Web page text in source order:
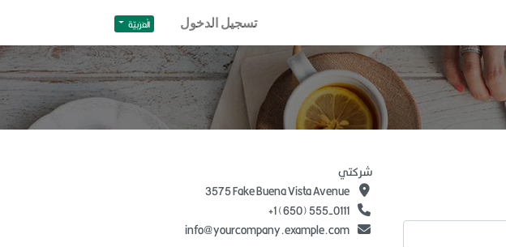
تسجيل الدخول الْعَرَبيّة
شركتي
3575 Fake Buena Vista Avenue
+1 (650) 555-0111
info@yourcompany.example.com